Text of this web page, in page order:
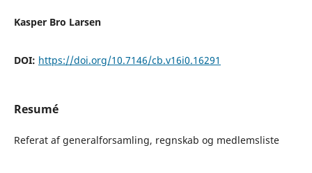
Kasper Bro Larsen
DOI: https://doi.org/10.7146/cb.v16i0.16291
Resumé
Referat af generalforsamling, regnskab og medlemsliste